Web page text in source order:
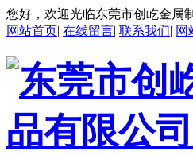
您好，欢迎光临东莞市创屹金属
网站首页| 在线留言| 联系我们| 网